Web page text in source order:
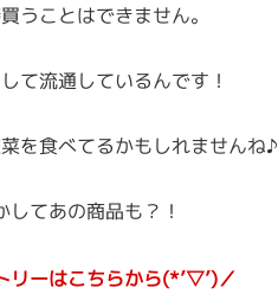
うことはできません。
て流通しているんです！
を食べてるかもしれませんね♪
してあの商品も？！
リーはこちらから(*’▽’)／